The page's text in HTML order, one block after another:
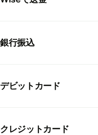
銀行振込
デビットカード
クレジットカード